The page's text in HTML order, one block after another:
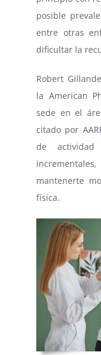
posible
entre otras
dificultar la
Robert
la American
sede en el
citado por
de
mantenerte
física.